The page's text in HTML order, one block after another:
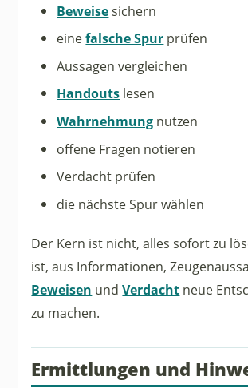
Beweisesichern
einefalsche Spur prüfen
Aussagen vergleichen
Handouts lesen
Wahrnehmung nutzen
offene Fragen notieren
Verdacht prüfen
die nächste Spur wählen
Der Kern ist nicht, alles sofort zu
ist, aus Informationen,
Beweisen undVerdacht neue
zu machen.
Ermittlungen und